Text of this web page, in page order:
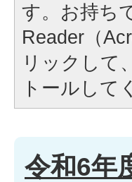
す。お持ち
Reader（
リックして
トールして
令和6年